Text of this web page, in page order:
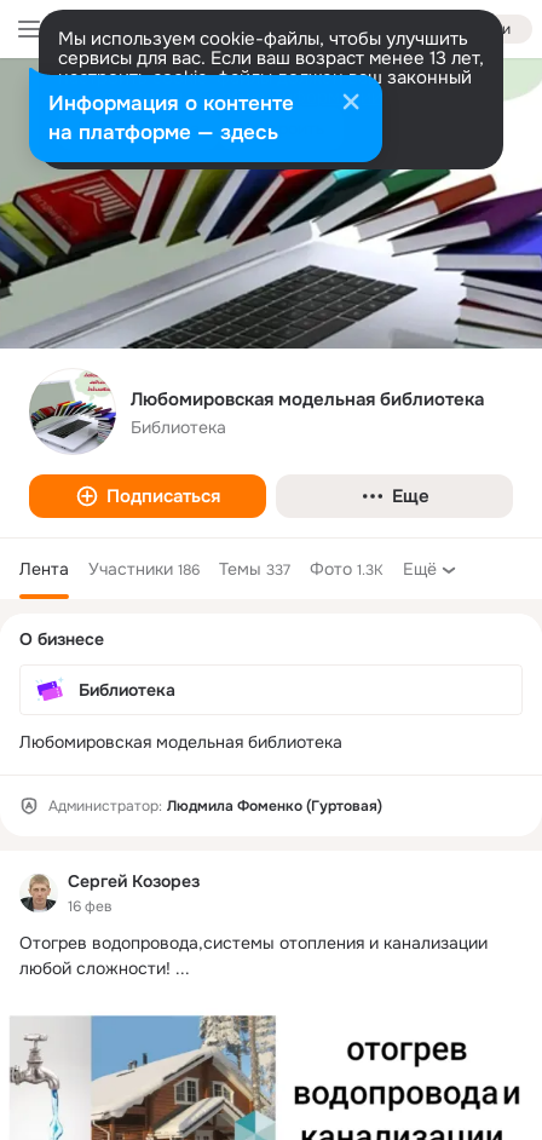
Войти
Мы используем cookie-файлы, чтобы улучшить
сервисы для вас. Если ваш возраст менее 13 лет,
настроить cookie-файлы должен ваш законный
представитель. Больше информации
Разрешить все Настроить
Любомировская модельная библиотека
Библиотека
Подписаться Еще
Лента Участники 186 Темы 337 Фото 1.3K Ещё
Сергей Козорез
16 фев
Отогрев водопровода,системы отопления и канализации
любой сложности! ...
колонка
О бизнесе
Библиотека
Любомировская модельная библиотека
Администратор: Людмила Фоменко (Гуртовая)
Информация о контенте
на платформе — здесь